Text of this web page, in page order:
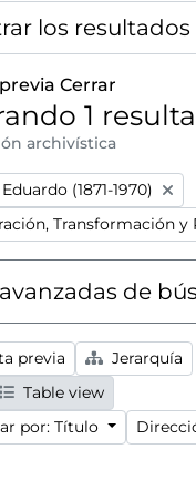
los resultados
Cerrar
1
archivística
(1871-1970)
de
previa
Jerarquía
Table view
por: Título